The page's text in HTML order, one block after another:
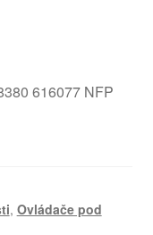
616077 NFP
, Ovládače pod